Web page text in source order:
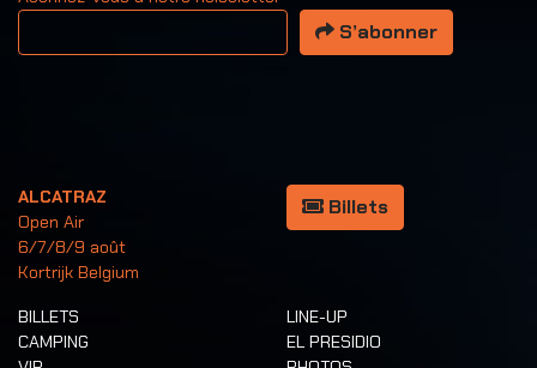
Votre adresse email
S’abonner
ALCATRAZ
Open Air
6/7/8/9 août
Kortrijk Belgium
Billets
BILLETS
CAMPING
LINE-UP
EL PRESIDIO